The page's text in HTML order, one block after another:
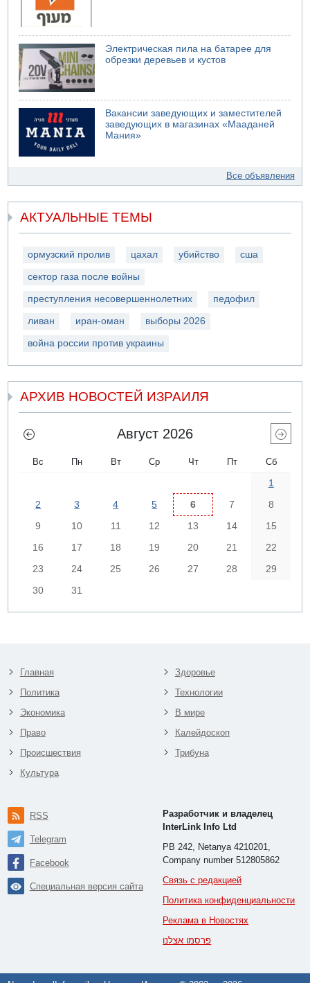
Электрическая пила на батарее для
обрезки деревьев и кустов
Вакансии заведующих и заместителей
заведующих в магазинах «Мааданей
Мания»
Все объявления
АКТУАЛЬНЫЕ ТЕМЫ
ормузский пролив цахал убийство сша
сектор газа после войны
преступления несовершеннолетних педофил
ливан иран-оман выборы 2026
война россии против украины
АРХИВ НОВОСТЕЙ ИЗРАИЛЯ
Август 2026
Вс Пн Вт Ср Чт Пт Сб
1
2
3 4 5 6 7
8
9
10 11 12 13 14
15
16
17 18 19 20 21
22
23
24 25 26 27 28
29
30
31
Главная
Политика
Экономика
Право
Происшествия
Культура
Здоровье
Технологии
В мире
Калейдоскоп
Трибуна
RSS
Telegram
Facebook
Специальная версия сайта
Разработчик и владелец
InterLink Info Ltd
PB 242, Netanya 4210201,
Company number 512805862
Связь с редакцией
Политика конфиденциальности
Реклама в Новостях
פרסמו אצלנו